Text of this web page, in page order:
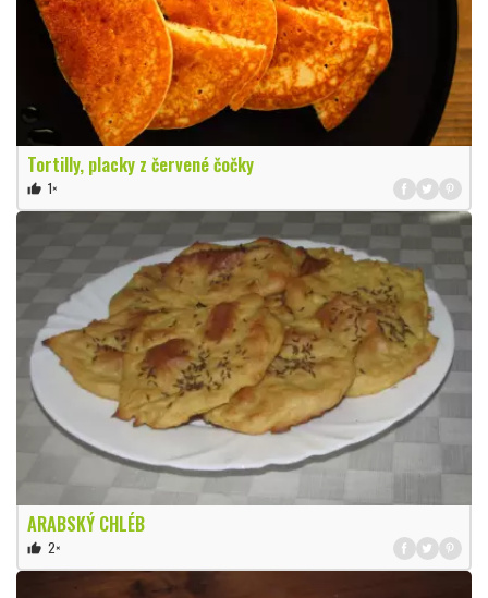
Tortilly, placky z červené čočky
thumb_up 1×
ARABSKÝ CHLÉB
thumb_up 2×